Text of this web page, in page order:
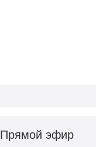
Прямой эфир